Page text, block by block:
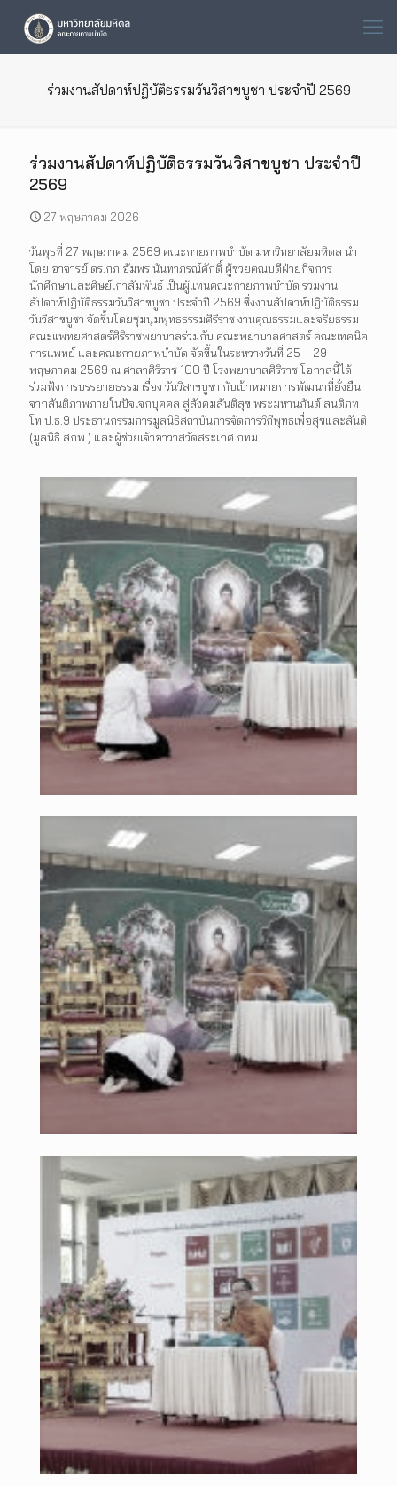
ร่วมงานสัปดาห์ปฏิบัติธรรมวันวิสาขบูชา ประจำปี 2569
ร่วมงานสัปดาห์ปฏิบัติธรรมวันวิสาขบูชา ประจำปี
2569
27 พฤษภาคม 2026
วันพุธที่ 27 พฤษภาคม 2569 คณะกายภาพบำบัด มหาวิทยาลัยมหิดล นำ
โดย อาจารย์ ดร.กภ.อัมพร นันทาภรณ์ศักดิ์ ผู้ช่วยคณบดีฝ่ายกิจการ
นักศึกษาและศิษย์เก่าสัมพันธ์ เป็นผู้แทนคณะกายภาพบำบัด ร่วมงาน
สัปดาห์ปฏิบัติธรรมวันวิสาขบูชา ประจำปี 2569 ซึ่งงานสัปดาห์ปฏิบัติธรรม
วันวิสาขบูชา จัดขึ้นโดยชุมนุมพุทธธรรมศิริราช งานคุณธรรมและจริยธรรม
คณะแพทยศาสตร์ศิริราชพยาบาลร่วมกับ คณะพยาบาลศาสตร์ คณะเทคนิค
การแพทย์ และคณะกายภาพบำบัด จัดขึ้นในระหว่างวันที่ 25 – 29
พฤษภาคม 2569 ณ ศาลาศิริราช 100 ปี โรงพยาบาลศิริราช โอกาสนี้ได้
ร่วมฟังการบรรยายธรรม เรื่อง วันวิสาขบูชา กับเป้าหมายการพัฒนาที่ยั่งยืน:
จากสันติภาพภายในปัจเจกบุคคล สู่สังคมสันติสุข พระมหานภันต์ สนฺติภทฺ
โท ป.ธ.9 ประธานกรรมการมูลนิธิสถาบันการจัดการวิถีพุทธเพื่อสุขและสันติ
(มูลนิธิ สกพ.) และผู้ช่วยเจ้าอาวาสวัดสระเกศ กทม.